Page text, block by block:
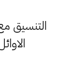
التنسيق